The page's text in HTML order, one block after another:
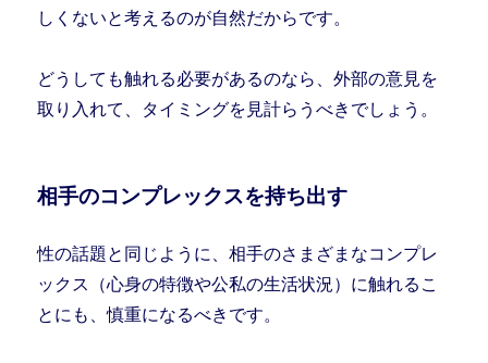
しくないと考えるのが自然だからです。
どうしても触れる必要があるのなら、外部の意見を
取り入れて、タイミングを見計らうべきでしょう。
相手のコンプレックスを持ち出す
性の話題と同じように、相手のさまざまなコンプレ
ックス（心身の特徴や公私の生活状況）に触れるこ
とにも、慎重になるべきです。